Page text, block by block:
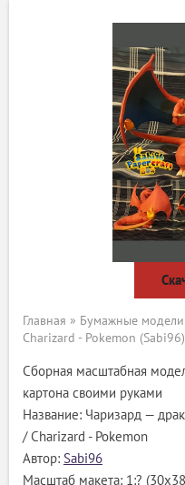
Главная » Бумажные модели
Charizard - Pokemon
Сборная масштабная
картона своими руками
Название: Чаризард —
/ Charizard - Pokemon
Автор: Sabi96
Масштаб макета: 1:?